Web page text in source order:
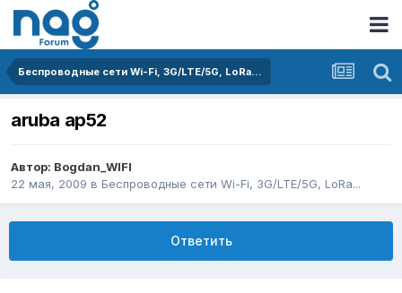
Беспроводные сети Wi-Fi, 3G/LTE/5G, LoRa...
aruba ap52
Автор: Bogdan_WIFI
22 мая, 2009 в Беспроводные сети Wi-Fi, 3G/LTE/5G, LoRa...
Ответить